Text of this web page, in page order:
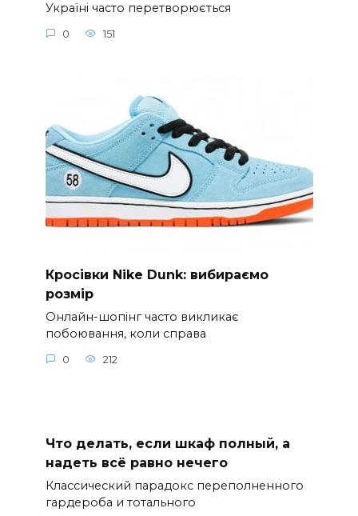
Україні часто перетворюється
0 151
Кросівки Nike Dunk: вибираємо
розмір
Онлайн-шопінг часто викликає
побоювання, коли справа
0 212
Что делать, если шкаф полный, а
надеть всё равно нечего
Классический парадокс переполненного
гардероба и тотального